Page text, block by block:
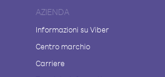
AZIENDA
Informazioni su Viber
Centro marchio
Carriere